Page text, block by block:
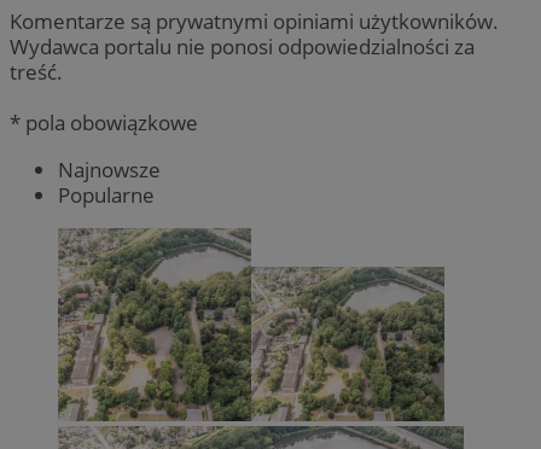
Komentarze są prywatnymi opiniami użytkowników.
Wydawca portalu nie ponosi odpowiedzialności za
treść.
* pola obowiązkowe
Najnowsze
Popularne